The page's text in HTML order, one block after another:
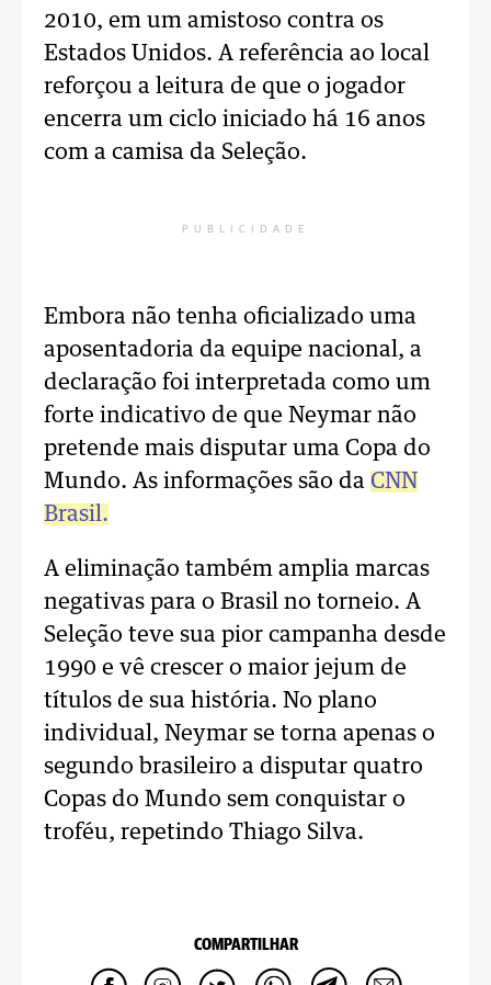
2010, em um amistoso contra os
Estados Unidos. A referência ao local
reforçou a leitura de que o jogador
encerra um ciclo iniciado há 16 anos
com a camisa da Seleção.
PUBLICIDADE
Embora não tenha oficializado uma
aposentadoria da equipe nacional, a
declaração foi interpretada como um
forte indicativo de que Neymar não
pretende mais disputar uma Copa do
Mundo. As informações são da CNN
Brasil.
A eliminação também amplia marcas
negativas para o Brasil no torneio. A
Seleção teve sua pior campanha desde
1990 e vê crescer o maior jejum de
títulos de sua história. No plano
individual, Neymar se torna apenas o
segundo brasileiro a disputar quatro
Copas do Mundo sem conquistar o
troféu, repetindo Thiago Silva.
COMPARTILHAR